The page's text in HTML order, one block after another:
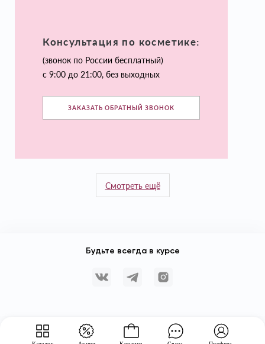
Консультация по косметике:
(звонок по России бесплатный)
с 9:00 до 21:00, без выходных
ЗАКАЗАТЬ ОБРАТНЫЙ ЗВОНОК
Смотреть ещё
Будьте всегда в курсе